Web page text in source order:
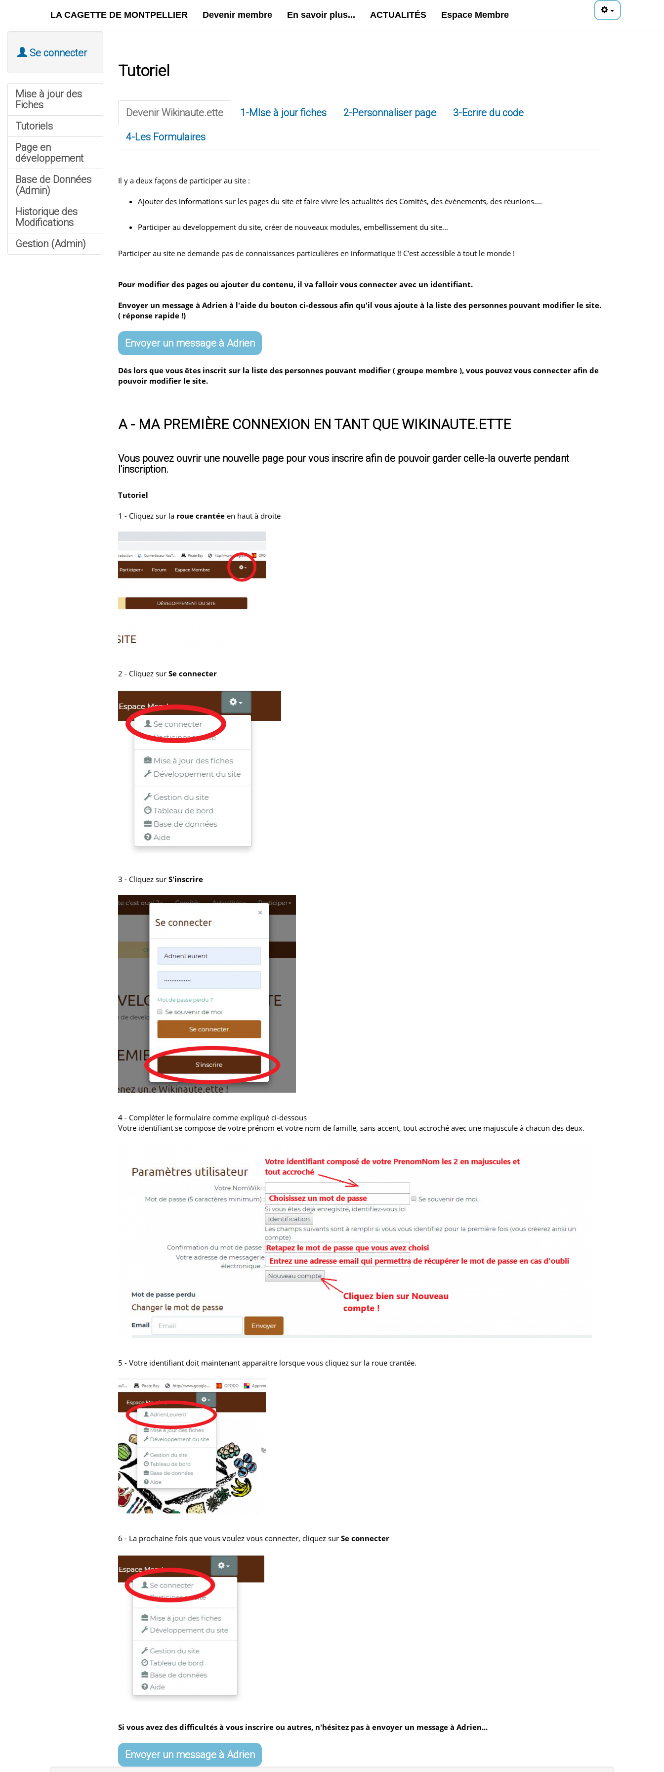
LA CAGETTE DE MONTPELLIER Devenir membre En savoir plus... ACTUALITÉS Espace Membre
Se connecter
Mise à jour des
Fiches
Tutoriels
Page en
développement
Base de Données
(Admin)
Historique des
Modifications
Gestion (Admin)
Tutoriel
Devenir Wikinaute.ette 1-MIse à jour fiches 2-Personnaliser page 3-Ecrire du code
4-Les Formulaires
Il y a deux façons de participer au site :
Ajouter des informations sur les pages du site et faire vivre les actualités des Comités, des événements, des réunions....
Participer au developpement du site, créer de nouveaux modules, embellissement du site...
Participer au site ne demande pas de connaissances particulières en informatique !! C'est accessible à tout le monde !
Pour modifier des pages ou ajouter du contenu, il va falloir vous connecter avec un identifiant.
Envoyer un message à Adrien à l'aide du bouton ci-dessous afin qu'il vous ajoute à la liste des personnes pouvant modifier le site.
( réponse rapide !)
Envoyer un message à Adrien
Dès lors que vous êtes inscrit sur la liste des personnes pouvant modifier ( groupe membre ), vous pouvez vous connecter afin de
pouvoir modifier le site.
A - MA PREMIÈRE CONNEXION EN TANT QUE WIKINAUTE.ETTE
Vous pouvez ouvrir une nouvelle page pour vous inscrire afin de pouvoir garder celle-la ouverte pendant
l'inscription.
Tutoriel
1 - Cliquez sur la roue crantée en haut à droite
2 - Cliquez sur Se connecter
3 - Cliquez sur S'inscrire
4 - Compléter le formulaire comme expliqué ci-dessous
Votre identifiant se compose de votre prénom et votre nom de famille, sans accent, tout accroché avec une majuscule à chacun des deux.
5 - Votre identifiant doit maintenant apparaitre lorsque vous cliquez sur la roue crantée.
6 - La prochaine fois que vous voulez vous connecter, cliquez sur Se connecter
Si vous avez des difficultés à vous inscrire ou autres, n'hésitez pas à envoyer un message à Adrien...
Envoyer un message à Adrien